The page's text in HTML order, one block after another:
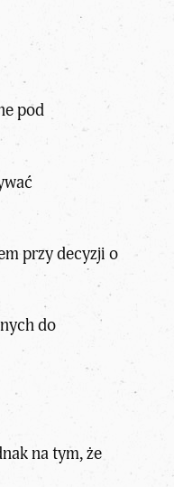
pod
przy decyzji o
do
na tym, że